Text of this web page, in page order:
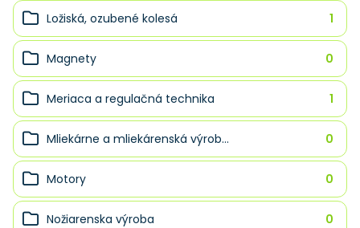
Ložiská, ozubené kolesá 1
Magnety 0
Meriaca a regulačná technika 1
Mliekárne a mliekárenská výrob... 0
Motory 0
Nožiarenska výroba 0